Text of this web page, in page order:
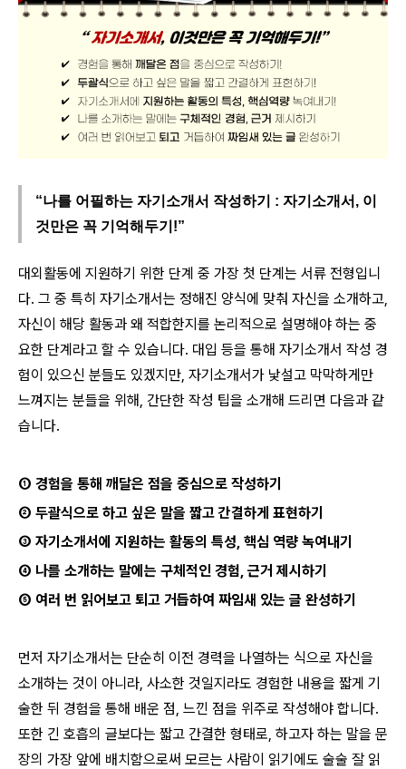
“나를 어필하는 자기소개서 작성하기 : 자기소개서, 이
것만은 꼭 기억해두기!”
대외활동에 지원하기 위한 단계 중 가장 첫 단계는 서류 전형입니
다. 그 중 특히 자기소개서는 정해진 양식에 맞춰 자신을 소개하고,
자신이 해당 활동과 왜 적합한지를 논리적으로 설명해야 하는 중
요한 단계라고 할 수 있습니다. 대입 등을 통해 자기소개서 작성 경
험이 있으신 분들도 있겠지만, 자기소개서가 낯설고 막막하게만
느껴지는 분들을 위해, 간단한 작성 팁을 소개해 드리면 다음과 같
습니다.
① 경험을 통해 깨달은 점을 중심으로 작성하기
② 두괄식으로 하고 싶은 말을 짧고 간결하게 표현하기
③ 자기소개서에 지원하는 활동의 특성, 핵심 역량 녹여내기
④ 나를 소개하는 말에는 구체적인 경험, 근거 제시하기
⑤ 여러 번 읽어보고 퇴고 거듭하여 짜임새 있는 글 완성하기
먼저 자기소개서는 단순히 이전 경력을 나열하는 식으로 자신을
소개하는 것이 아니라, 사소한 것일지라도 경험한 내용을 짧게 기
술한 뒤 경험을 통해 배운 점, 느낀 점을 위주로 작성해야 합니다.
또한 긴 호흡의 글보다는 짧고 간결한 형태로, 하고자 하는 말을 문
장의 가장 앞에 배치함으로써 모르는 사람이 읽기에도 술술 잘 읽